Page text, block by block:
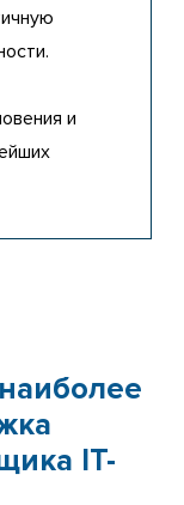
и
IT-